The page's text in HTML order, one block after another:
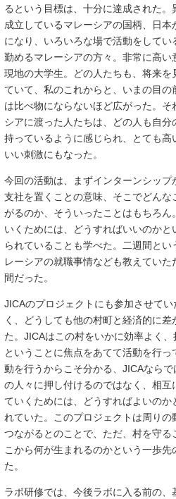
るという目標は、十分に達成された
成立しているマレーシアの国柄、日本
になり、いろいろな場で活動をして
勤めるマレーシアの方々。非常に高
現地の大学生。どの人たちも、将来を
ていて、私のこれからと、いまの目の
は比べ物にならないほど広がった。
シアに渡った人たちは、どの人も自
持っているように感じられ、とても高
いい刺激にもなった。
今回の活動は、まずインターンシップ
支社を置くことの意味、そこでどん
がるのか、そういったことはもちろ
いくためには、どうすればいいのかと
られていることも学べた。二週間と
レーシアの就職事情なども教えていた
間だった。
JICAのプロジェクトにも参加させて
く、どうしても他の村町と経済的に
た。JICAはこの村をいかに効率よく
ということに焦点をあてて活動を行
動を行うからこそ分かる、JICAなら
の人々に押し付けるのではなく、相互
ていくためには、どうすればよいの
れていた。このプロジェクトは周りの
つながるとのことで、ただ、村を守
こから何が生まれるのかという一歩先
た。
ラボ研修では、今後ラボに入る前の、